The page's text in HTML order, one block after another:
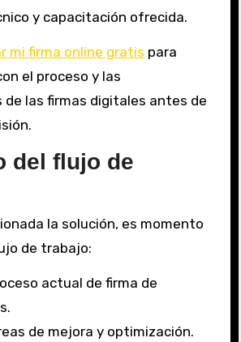
y capacitación ofrecida.
mi firma online gratis para
el proceso y las
las firmas digitales antes de
del flujo de
la solución, es momento
de trabajo:
actual de firma de
de mejora y optimización.